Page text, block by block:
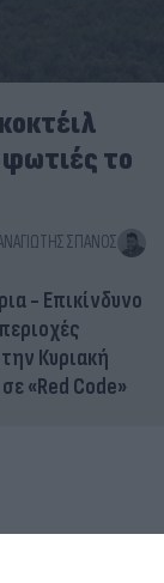
το
ΣΠΑΝΌΣ
- Επικίνδυνο
Κυριακή
«Red Code»